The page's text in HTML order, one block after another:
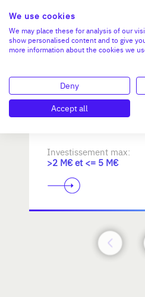
Reprendre une
métiers d'art /
d'excellence
Investissement max:
>2 M€ et <= 5 M€
We use cookies
We may place these for analysis of our
show personalised content and to give
more information about the cookies we
Deny
Accept all